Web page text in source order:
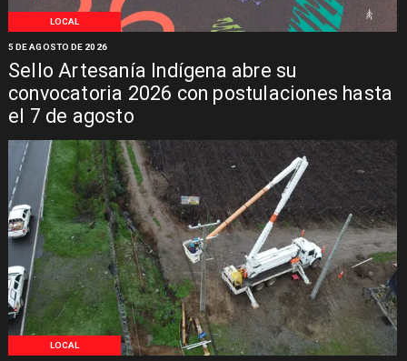
LOCAL
Sello Artesanía Indígena abre su
convocatoria 2026 con postulaciones hasta
el 7 de agosto
5 DE AGOSTO DE 2026
LOCAL